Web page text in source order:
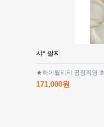
샤* 팔찌
★하이퀄리티 공장직영
171,000원